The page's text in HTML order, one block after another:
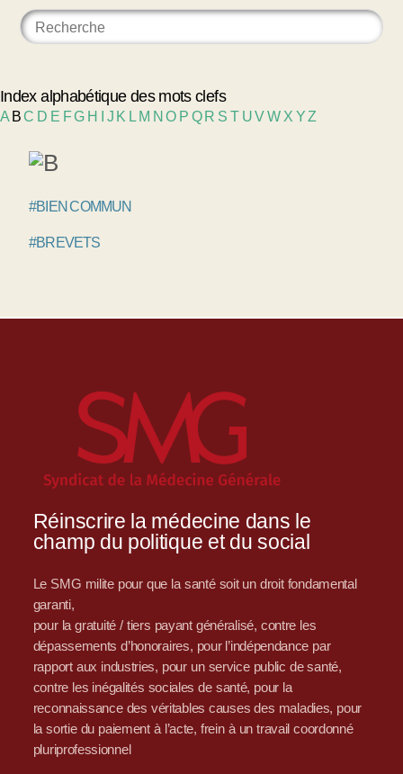
Index alphabétique des mots clefs
A BC D E FG H J K L M NO P Q R S T UVW X YZ
#BIEN COMMUN
#BREVETS
Réinscrire la médecine dans le
champ du politique et du social
Le SMG milite pour que la santé soit un droit fondamental
garanti,
pour la gratuité / tiers payant généralisé, contre les
dépassements d’honoraires, pour l’indépendance par
rapport aux industries, pour un service public de santé,
contre les inégalités sociales de santé, pour la
reconnaissance des véritables causes des maladies, pour
la sortie du paiement à l’acte, frein à un travail coordonné
pluriprofessionnel